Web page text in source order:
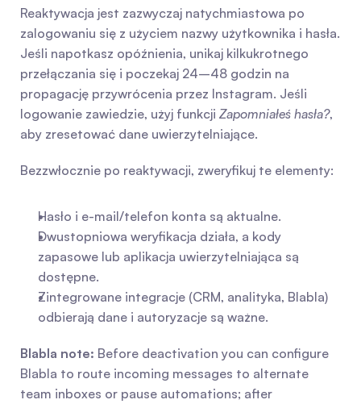
Reaktywacja jest zazwyczaj natychmiastowa po
zalogowaniu się z użyciem nazwy użytkownika i hasła.
Jeśli napotkasz opóźnienia, unikaj kilkukrotnego
przełączania się i poczekaj 24–48 godzin na
propagację przywrócenia przez Instagram. Jeśli
logowanie zawiedzie, użyj funkcji Zapomniałeś hasła?,
aby zresetować dane uwierzytelniające.
Bezzwłocznie po reaktywacji, zweryfikuj te elementy:
Hasło i e-mail/telefon konta są aktualne.
Dwustopniowa weryfikacja działa, a kody
zapasowe lub aplikacja uwierzytelniająca są
dostępne.
Zintegrowane integracje (CRM, analityka, Blabla)
odbierają dane i autoryzacje są ważne.
Blabla note: Before deactivation you can configure
Blabla to route incoming messages to alternate
team inboxes or pause automations; after